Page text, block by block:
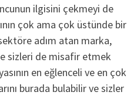
ilgisini çekmeyi de
çok ama çok üstünde bir
adım atan marka,
sizleri de misafir etmek
en eğlenceli ve en çok
burada bulabilir ve sizler